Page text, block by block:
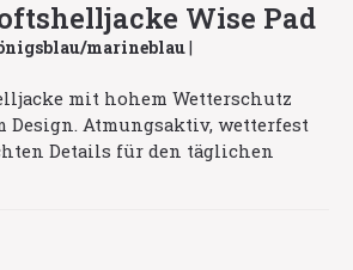
Wise Pad
marineblau|
mit hohem Wetterschutz
Atmungsaktiv, wetterfest
Details für den täglichen